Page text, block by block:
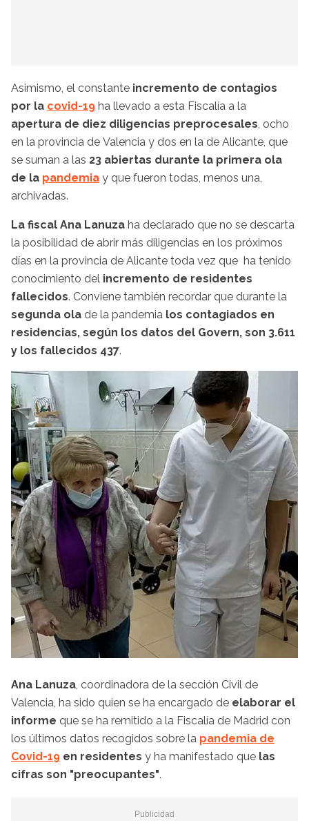
Asimismo, el constante incremento de contagios
por la covid-19 ha llevado a esta Fiscalía a la
apertura de diez diligencias preprocesales, ocho
en la provincia de Valencia y dos en la de Alicante, que
se suman a las 23 abiertas durante la primera ola
de la pandemia y que fueron todas, menos una,
archivadas.
La fiscal Ana Lanuza ha declarado que no se descarta
la posibilidad de abrir más diligencias en los próximos
días en la provincia de Alicante toda vez que ha tenido
conocimiento del incremento de residentes
fallecidos. Conviene también recordar que durante la
segunda ola de la pandemia los contagiados en
residencias, según los datos del Govern, son 3.611
y los fallecidos 437.
Ana Lanuza, coordinadora de la sección Civil de
Valencia, ha sido quien se ha encargado de elaborar el
informe que se ha remitido a la Fiscalía de Madrid con
los últimos datos recogidos sobre la pandemia de
Covid-19 en residentes y ha manifestado que las
cifras son "preocupantes".